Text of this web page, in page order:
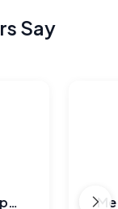
Say
¿Quién necesita receta cuando puedes verte así?